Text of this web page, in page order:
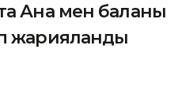
Ана мен баланы
жарияланды